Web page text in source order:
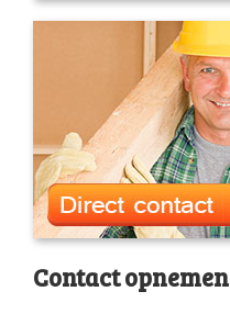
Contact opnemen